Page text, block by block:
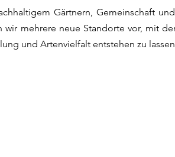
Gärtnern, Gemeinschaft
mehrere neue Standorte vor, mit
und Artenvielfalt entstehen zu